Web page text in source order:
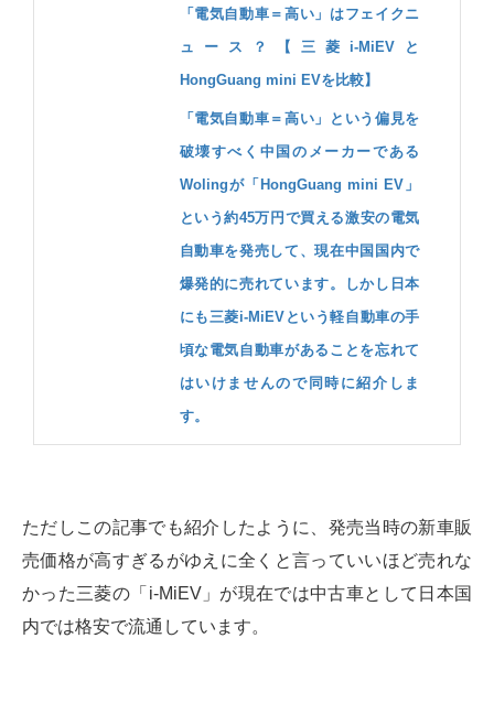
「電気自動車＝高い」はフェイクニ
ュース？【三菱i-MiEVと
HongGuang mini EVを比較】
「電気自動車＝高い」という偏見を
破壊すべく中国のメーカーである
Wolingが「HongGuang mini EV」
という約45万円で買える激安の電気
自動車を発売して、現在中国国内で
爆発的に売れています。しかし日本
にも三菱i-MiEVという軽自動車の手
頃な電気自動車があることを忘れて
はいけませんので同時に紹介しま
す。
ただしこの記事でも紹介したように、発売当時の新車販
売価格が高すぎるがゆえに全くと言っていいほど売れな
かった三菱の「i-MiEV」が現在では中古車として日本国
内では格安で流通しています。